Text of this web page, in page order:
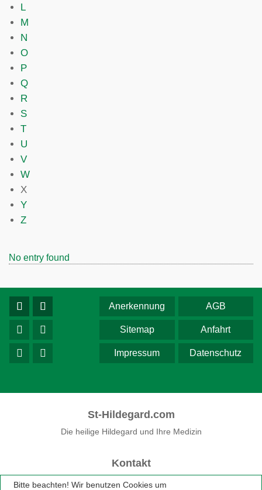
L
M
N
O
P
Q
R
S
T
U
V
W
X
Y
Z
No entry found
AGB
Anerkennung
Anfahrt
Sitemap
Datenschutz
Impressum
St-Hildegard.com
Die heilige Hildegard und Ihre Medizin
Kontakt
Fon 0 75 33 / 74 33
Bitte beachten! Wir benutzen Cookies um